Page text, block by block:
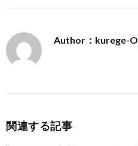
Author：kurege-O
関連する記事